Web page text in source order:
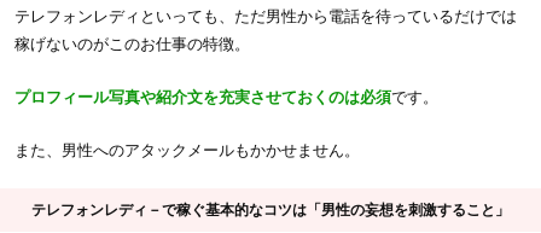
テレフォンレディといっても、ただ男性から電話を待っているだけでは
稼げないのがこのお仕事の特徴。
プロフィール写真や紹介文を充実させておくのは必須です。
また、男性へのアタックメールもかかせません。
テレフォンレディ－で稼ぐ基本的なコツは「男性の妄想を刺激すること」